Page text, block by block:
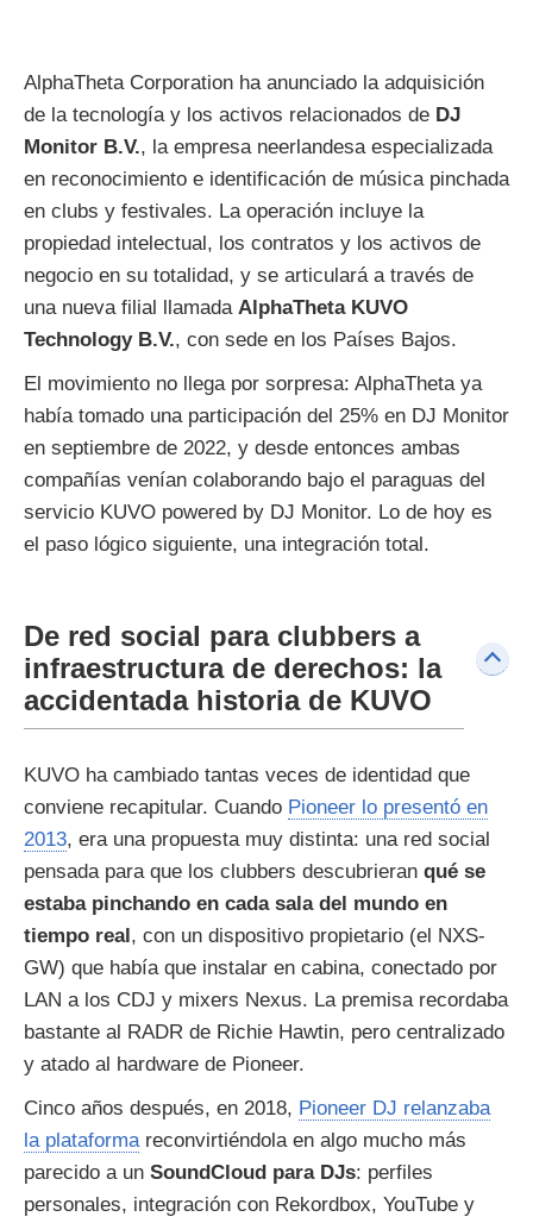
AlphaTheta Corporation ha anunciado la adquisición
de la tecnología y los activos relacionados de DJ
Monitor B.V., la empresa neerlandesa especializada
en reconocimiento e identificación de música pinchada
en clubs y festivales. La operación incluye la
propiedad intelectual, los contratos y los activos de
negocio en su totalidad, y se articulará a través de
una nueva filial llamada AlphaTheta KUVO
Technology B.V., con sede en los Países Bajos.
El movimiento no llega por sorpresa: AlphaTheta ya
había tomado una participación del 25% en DJ Monitor
en septiembre de 2022, y desde entonces ambas
compañías venían colaborando bajo el paraguas del
servicio KUVO powered by DJ Monitor. Lo de hoy es
el paso lógico siguiente, una integración total.
De red social para clubbers a
infraestructura de derechos: la
accidentada historia de KUVO
KUVO ha cambiado tantas veces de identidad que
conviene recapitular. Cuando Pioneer lo presentó en
2013, era una propuesta muy distinta: una red social
pensada para que los clubbers descubrieran qué se
estaba pinchando en cada sala del mundo en
tiempo real, con un dispositivo propietario (el NXS-
GW) que había que instalar en cabina, conectado por
LAN a los CDJ y mixers Nexus. La premisa recordaba
bastante al RADR de Richie Hawtin, pero centralizado
y atado al hardware de Pioneer.
Cinco años después, en 2018, Pioneer DJ relanzaba
la plataforma reconvirtiéndola en algo mucho más
parecido a un SoundCloud para DJs: perfiles
personales, integración con Rekordbox, YouTube y